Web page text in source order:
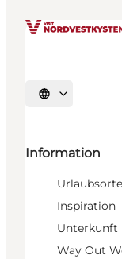
Sprache
Information
Urlaubsorte
Inspiration
Unterkunft
Way Out